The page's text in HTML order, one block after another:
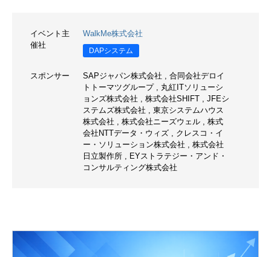
イベント主
催社
WalkMe株式会社
DAPシステム
スポンサー SAPジャパン株式会社
合同会社デロイ
トトーマツグループ, 丸紅ITソリューシ
ョンズ株式会社
株式会社SHIFT
JFEシ
ステムズ株式会社
東京システムハウス
株式会社
株式会社ニーズウェル
株式
会社NTTデータ・ウィズ
クレスコ・イ
ー・ソリューション株式会社
株式会社
日立製作所
EYストラテジー・アンド・
コンサルティング株式会社